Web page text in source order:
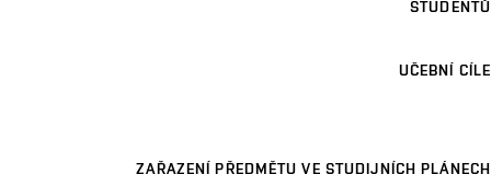
STUDENTŮ
UČEBNÍ CÍLE
ZAŘAZENÍ PŘEDMĚTU VE STUDIJNÍCH PLÁNECH